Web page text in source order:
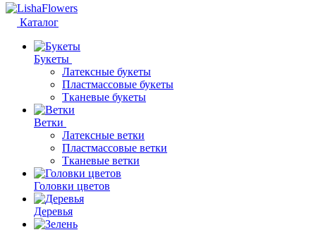
Каталог
Букеты
Латексные букеты
Пластмассовые букеты
Тканевые букеты
Ветки
Латексные ветки
Пластмассовые ветки
Тканевые ветки
Головки цветов
Деревья